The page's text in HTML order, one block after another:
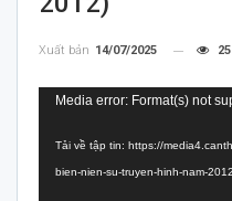
Xuất bản 14/07/2025 25
Trình
Video
Media error: Format(s) not
Tải về tập tin: https://
bien-nien-su-truyen-hinh-nam-